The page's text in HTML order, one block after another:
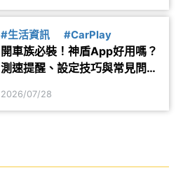
#生活資訊 #CarPlay
開車族必裝！神盾App好用嗎？
測速提醒、設定技巧與常見問題
2026/07/28